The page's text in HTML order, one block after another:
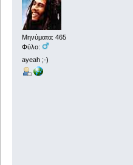
Μηνύματα: 465
Φύλο:
ayeah ;-)